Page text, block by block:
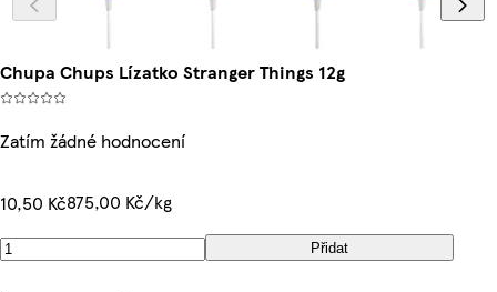
Chupa Chups Lízatko Stranger Things 12g
Zatím žádné hodnocení
10,50 Kč875,00 Kč/kg
Přidat